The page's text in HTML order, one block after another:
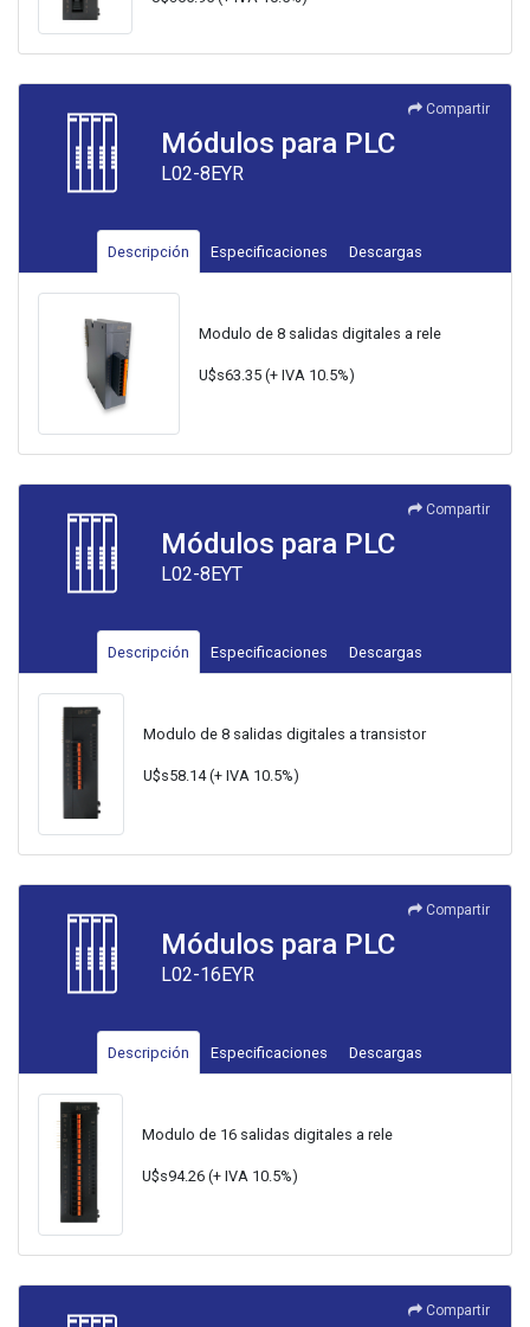
Compartir
Módulos para PLC
L02-8EYR
Descripción Especificaciones Descargas
Modulo de 8 salidas digitales a rele
U$s63.35 (+ IVA 10.5%)
Compartir
Módulos para PLC
L02-8EYT
Descripción Especificaciones Descargas
Modulo de 8 salidas digitales a transistor
U$s58.14 (+ IVA 10.5%)
Compartir
Módulos para PLC
L02-16EYR
Descripción Especificaciones Descargas
Modulo de 16 salidas digitales a rele
U$s94.26 (+ IVA 10.5%)
Compartir